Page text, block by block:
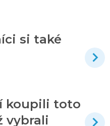
si také
koupili toto
vybrali